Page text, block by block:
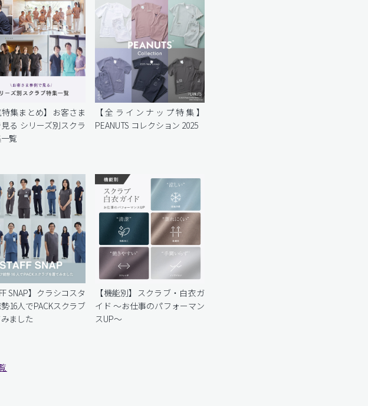
特集まとめ】お客さま
る シリーズ別スクラ
覧
【全ラインナップ特集】
PEANUTS コレクション 2025
SNAP】クラシコスタ
16人でPACKスクラブ
ました
【機能別】スクラブ・白衣ガ
イド 〜お仕事のパフォーマン
スUP〜